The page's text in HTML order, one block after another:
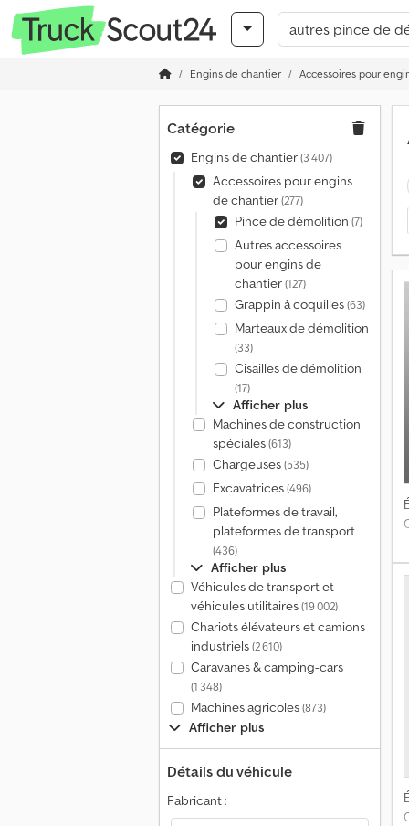
Engins de chantier Accessoires pour
Catégorie
Engins de chantier(3 407)
Accessoires pour engins
de chantier(277)
Pince de démolition (7)
Autres accessoires
pour engins de
chantier(127)
Grappin à coquilles(63)
Marteaux de démolition
(33)
Cisailles de démolition
(17)
Afficher plus
Machines de construction
spéciales(613)
Chargeuses(535)
Excavatrices(496)
Plateformes de travail,
plateformes de transport
(436)
Afficher plus
Véhicules de transport et
véhicules utilitaires(19 002)
Chariots élévateurs et camions
industriels(2 610)
Caravanes & camping-cars
(1 348)
Machines agricoles(873)
Afficher plus
Détails du véhicule
Fabricant :